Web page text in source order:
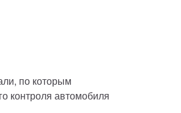
по которым
контроля автомобиля